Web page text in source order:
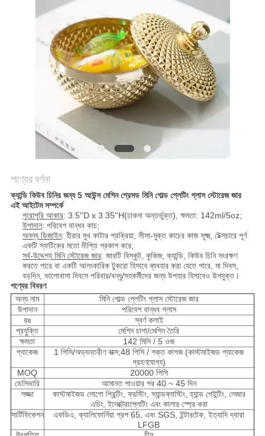
PRIVACY
POLICY
পণ্যের বর্ণনা
ক্যান্ডি কিউব চিনির জন্য 5 আউন্স মেশিন প্রেসড মিনি গোল্ড প্লেটিং গ্লাস স্টোরেজ জার
এই আইটেম সম্পর্কে
পুরোপুরি আকার: 3.5''D x 3.35''H(ঢাকনা অন্তর্ভুক্ত), ক্ষমতা: 142ml/5oz;
উপাদান: পরিবেশ বান্ধব কাচ;
অনন্য ডিজাইন: হীরার মুখ কাটার প্রক্রিয়া, সীসা-মুক্ত কাচের কাজ সূক্ষ্ম, টেক্সচারে পূর্ণ
একটি স্ফটিকের মতো দীপ্তি প্রকাশ করে;
সর্ব-উদ্দেশ্য মিনি স্টোরেজ জার: জারটি বিস্কুট, কুকিজ, ক্যান্ডি, কিউব চিনি সংরক্ষণ
করতে পারে বা একটি আলংকারিক টুকরো হিসাবে ব্যবহার করা যেতে পারে, মা দিবস,
বড়দিন, ভালোবাসা দিবসে পরিবার/বন্ধু/সহকর্মীদের জন্য উপহার হিসাবেও উপযুক্ত।
পণ্যের বিবরণ
অন্য নাম
মিনি গোল্ড প্লেটিং গ্লাস স্টোরেজ জার
উপাদান
পরিবেশ বান্ধব গ্লাস
রঙ
স্বর্ণ কলাই
প্রযুক্তি
মেশিন চাপা/মেশিন তৈরি
ক্ষমতা
142 মিলি / 5 ওজ
প্যাকেজ
1 পিসি/অভ্যন্তরীণ বাক্স;48 পিসি / শক্ত কাগজ (কাস্টমাইজড প্যাকেজ
গ্রহণযোগ্য)
MOQ
20000 পিসি
ডেলিভারি
আমানত পাওয়ার পর 40 ~ 45 দিন
সজ্জা
কাস্টমাইজড লোগো প্রিন্টিং, ফ্রস্টিং, স্যান্ডব্লাস্টিং, হ্যান্ড পেইন্টিং, লেজার
এচিং, ইলেক্ট্রোপ্লেটিং এবং কালার স্প্রে করা
সার্টিফিকেশন
এফডিএ, ক্যালিফোর্নিয়া প্রপ 65, এবং SGS, ইন্টারটেক, ইত্যাদি দ্বারা
LFGB